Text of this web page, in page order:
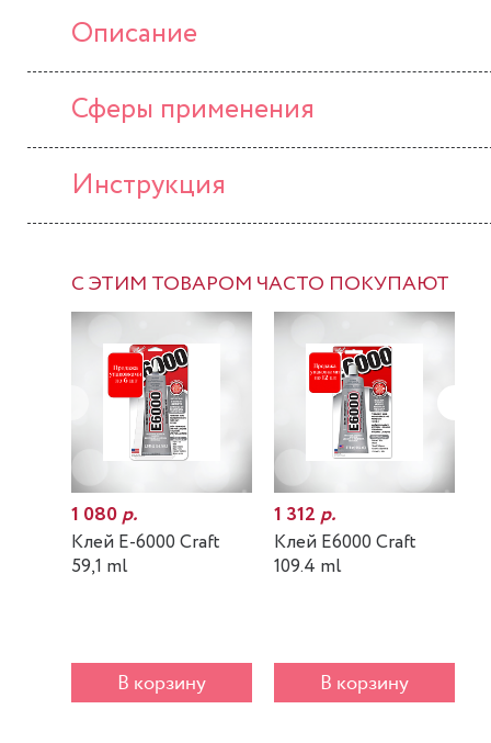
Описание
Сферы применения
Инструкция
С ЭТИМ ТОВАРОМ ЧАСТО ПОКУПАЮТ
1 080р.
Клей E-6000 Craft
59,1 ml
В корзину
1 312р.
Клей E6000 Craft
109.4 ml
В корзину